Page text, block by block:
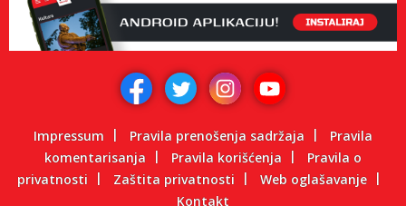
Impressum Pravila prenošenja sadržaja
Pravila
komentarisanja
Pravila korišćenja
Pravila o
privatnosti
Zaštita privatnosti
Web oglašavanje
Kontakt